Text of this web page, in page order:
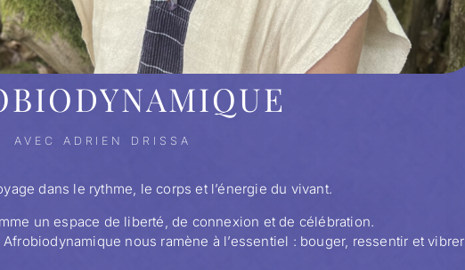
AVEC ADRIEN DRISSA
dans le rythme, le corps et l’énergie du vivant.
un espace de liberté, de connexion et de célébration.
nous ramène à l’essentiel : bouger, ressentir et vibrer